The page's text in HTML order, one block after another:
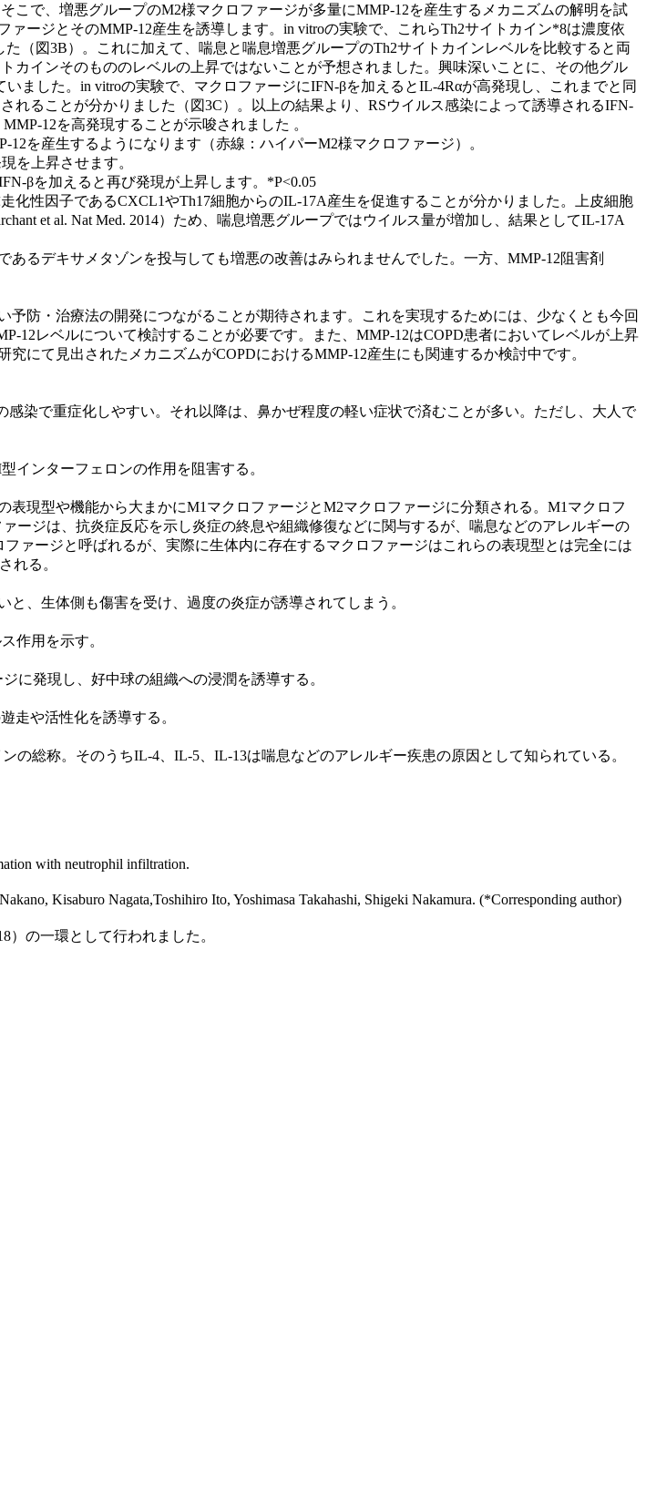
で、増悪グループのM2様マクロファージが多量にMMP-12を産生するメカニズムの解明を試
ージとそのMMP-12産生を誘導します。in vitroの実験で、これらTh2サイトカイン*8は濃度依
（図3B）。これに加えて、喘息と喘息増悪グループのTh2サイトカインレベルを比較すると両
カインそのもののレベルの上昇ではないことが予想されました。興味深いことに、その他グル
ました。in vitroの実験で、マクロファージにIFN-βを加えるとIL-4Rαが高発現し、これまでと同
れることが分かりました（図3C）。以上の結果より、RSウイルス感染によって誘導されるIFN-
12を高発現することが示唆されました 。
を産生するようになります（赤線：ハイパーM2様マクロファージ）。
を上昇させます。
βを加えると再び発現が上昇します。*P<0.05
性因子であるCXCL1やTh17細胞からのIL-17A産生を促進することが分かりました。上皮細胞
et al. Nat Med. 2014）ため、喘息増悪グループではウイルス量が増加し、結果としてIL-17A
るデキサメタゾンを投与しても増悪の改善はみられませんでした。一方、MMP-12阻害剤
防・治療法の開発につながることが期待されます。これを実現するためには、少なくとも今回
12レベルについて検討することが必要です。また、MMP-12はCOPD患者においてレベルが上昇
にて見出されたメカニズムがCOPDにおけるMMP-12産生にも関連するか検討中です。
染で重症化しやすい。それ以降は、鼻かぜ程度の軽い症状で済むことが多い。ただし、大人で
インターフェロンの作用を阻害する。
現型や機能から大まかにM1マクロファージとM2マクロファージに分類される。M1マクロフ
ージは、抗炎症反応を示し炎症の終息や組織修復などに関与するが、喘息などのアレルギーの
ァージと呼ばれるが、実際に生体内に存在するマクロファージはこれらの表現型とは完全には
れる。
、生体側も傷害を受け、過度の炎症が誘導されてしまう。
作用を示す。
に発現し、好中球の組織への浸潤を誘導する。
走や活性化を誘導する。
総称。そのうちIL-4、IL-5、IL-13は喘息などのアレルギー疾患の原因として知られている。
with neutrophil infiltration.
Kisaburo Nagata,Toshihiro Ito, Yoshimasa Takahashi, Shigeki Nakamura. (*Corresponding author)
の一環として行われました。